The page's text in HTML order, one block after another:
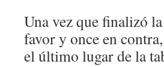
Una vez que finalizó
favor y once en contra,
el último lugar de la